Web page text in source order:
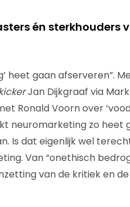
én sterkhouders
heet gaan afserveren”.
Jan Dijkgraaf via
Ronald Voorn over
neuromarketing zo heet
Is dat eigenlijk wel
Van “onethisch
van de kritiek en